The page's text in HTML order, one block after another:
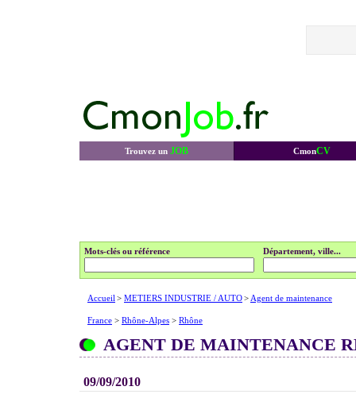
Trouvez un JOB CmonCV
Mots-clés ou référence Département, ville...
Accueil > METIERS INDUSTRIE / AUTO> Agent de maintenance
France > Rhône-Alpes > Rhône
AGENT DE MAINTENANCE
09/09/2010